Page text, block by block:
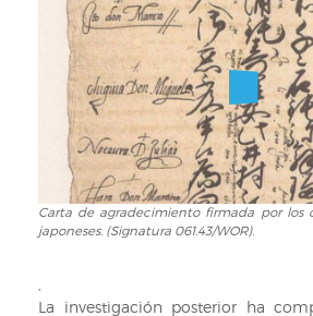
Europa
procedente
periódico
Augsburgo.
Ilustración
inf.:
lateral
Julian
Carta
de
por
Carta de agradecimiento firmada por los
japoneses. (Signatura 061.43/WOR).
La investigación posterior ha